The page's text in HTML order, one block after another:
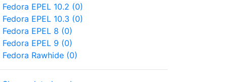
Fedora EPEL 10.2 (0)
Fedora EPEL 10.3 (0)
Fedora EPEL 8 (0)
Fedora EPEL 9 (0)
Fedora Rawhide (0)